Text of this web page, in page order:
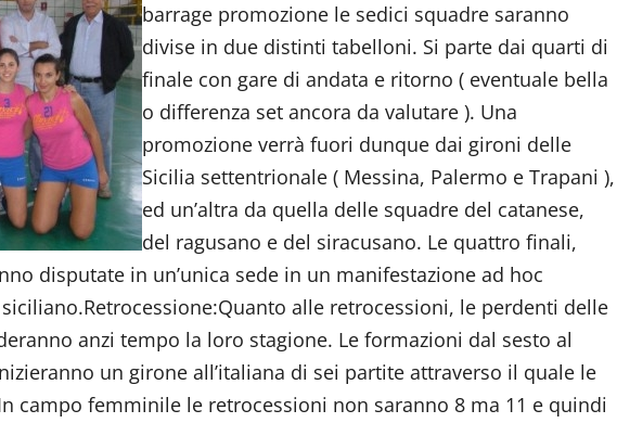
barrage promozione le sedici squadre saranno
divise in due distinti tabelloni. Si parte dai quarti di
finale con gare di andata e ritorno ( eventuale bella
o differenza set ancora da valutare ). Una
promozione verrà fuori dunque dai gironi delle
Sicilia settentrionale ( Messina, Palermo e Trapani ),
ed un’altra da quella delle squadre del catanese,
del ragusano e del siracusano. Le quattro finali,
disputate in un’unica sede in un manifestazione ad hoc
alle retrocessioni, le perdenti delle
anzi tempo la loro stagione. Le formazioni dal sesto al
un girone all’italiana di sei partite attraverso il quale le
campo femminile le retrocessioni non saranno 8 ma 11 e quindi